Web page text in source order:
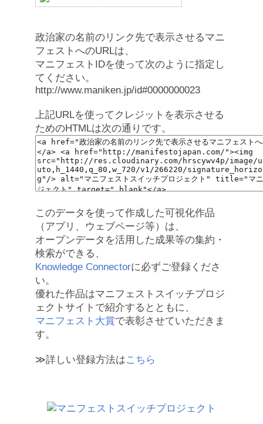
政治家の名前のリンク先で表示させるマニ
フェストへのURLは、
マニフェストIDを使って次のように指定し
てください。
http://www.maniken.jp/id#0000000023
上記URLを使ってクレジットを表示させる
ためのHTMLは次の通りです。
このデータを使って作成した可視化作品
（アプリ、ウェブページ等）は、
オープンデータを活用した成果等の集約・
検索ができる、
Knowledge Connectorに必ずご登録くださ
い。
優れた作品はマニフェストスイッチプロジ
ェクトサイトで紹介するとともに、
マニフェスト大賞で表彰させていただきま
す。
≫詳しい登録方法はこちら